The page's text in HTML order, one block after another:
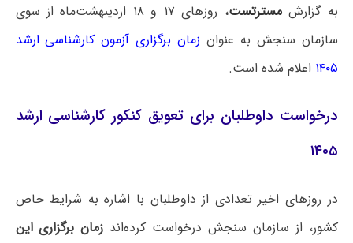
به گزارشمسترتست،
روزهای ۱۷ و ۱۸ اردیبهشت‌ماه از سوی
سازمان سنجش به عنوان زمان برگزاری آزمون کارشناسی ارشد
۱۴۰۵ اعلام شده است.
درخواست داوطلبان برای تعویق کنکور کارشناسی ارشد
۱۴۰۵
در روزهای اخیر تعدادی از داوطلبان با اشاره به شرایط خاص
کشور، از سازمان سنجش درخواست کرده‌اند زمان برگزاری این